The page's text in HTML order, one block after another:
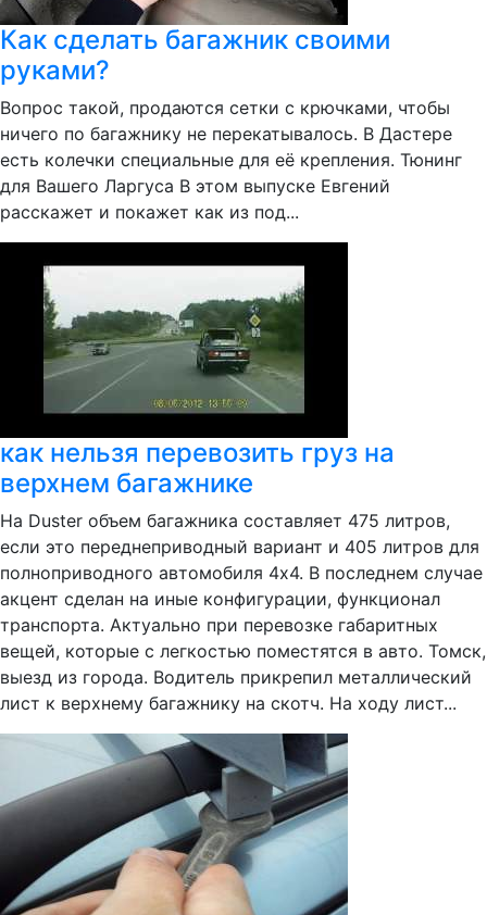
Как сделать багажник своими
руками?
Вопрос такой, продаются сетки с крючками, чтобы
ничего по багажнику не перекатывалось. В Дастере
есть колечки специальные для её крепления. Тюнинг
для Вашего Ларгуса В этом выпуске Евгений
расскажет и покажет как из под...
как нельзя перевозить груз на
верхнем багажнике
На Duster объем багажника составляет 475 литров,
если это переднеприводный вариант и 405 литров для
полноприводного автомобиля 4х4. В последнем случае
акцент сделан на иные конфигурации, функционал
транспорта. Актуально при перевозке габаритных
вещей, которые с легкостью поместятся в авто. Томск,
выезд из города. Водитель прикрепил металлический
лист к верхнему багажнику на скотч. На ходу лист...